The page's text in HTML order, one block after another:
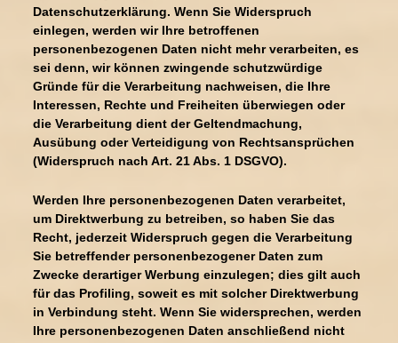
Datenschutzerklärung. Wenn Sie Widerspruch
einlegen, werden wir Ihre betroffenen
personenbezogenen Daten nicht mehr verarbeiten, es
sei denn, wir können zwingende schutzwürdige
Gründe für die Verarbeitung nachweisen, die Ihre
Interessen, Rechte und Freiheiten überwiegen oder
die Verarbeitung dient der Geltendmachung,
Ausübung oder Verteidigung von Rechtsansprüchen
(Widerspruch nach Art. 21 Abs. 1 DSGVO).
Werden Ihre personenbezogenen Daten verarbeitet,
um Direktwerbung zu betreiben, so haben Sie das
Recht, jederzeit Widerspruch gegen die Verarbeitung
Sie betreffender personenbezogener Daten zum
Zwecke derartiger Werbung einzulegen; dies gilt auch
für das Profiling, soweit es mit solcher Direktwerbung
in Verbindung steht. Wenn Sie widersprechen, werden
Ihre personenbezogenen Daten anschließend nicht